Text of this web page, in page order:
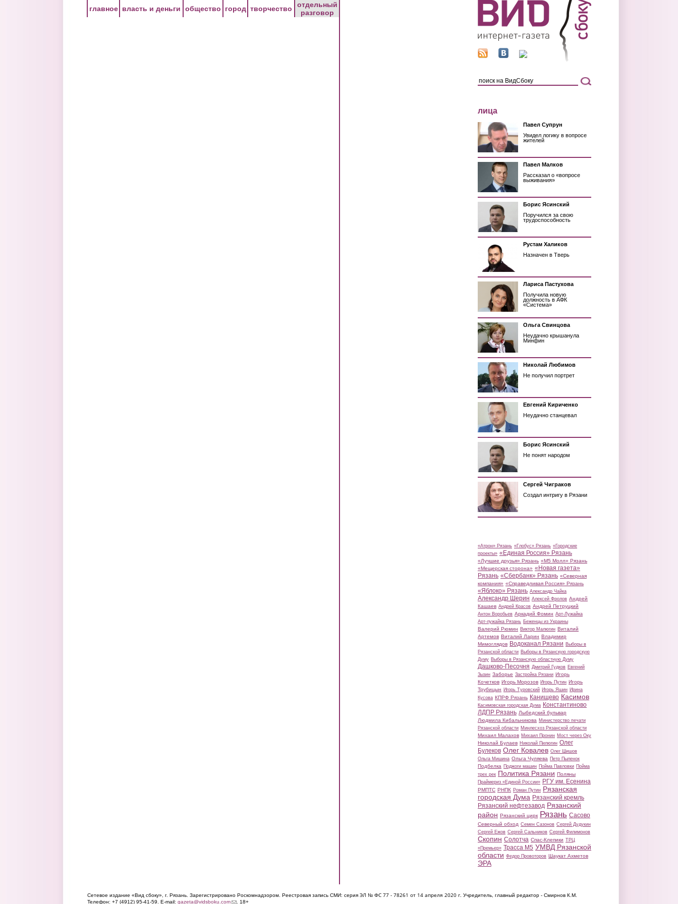
главное власть и деньги общество город творчество
отдельный
разговор
лица
Павел Супрун
Увидел логику в вопросе
жителей
Павел Малков
Рассказал о «вопросе
выживания»
Борис Ясинский
Поручился за свою
трудоспособность
Рустам Халиков
Назначен в Тверь
Лариса Пастухова
Получила новую
должность в АФК
«Система»
Ольга Свинцова
Неудачно крышанула
Минфин
Николай Любимов
Не получил портрет
Евгений Кириченко
Неудачно станцевал
Борис Ясинский
Не понят народом
Сергей Чиграков
Создал интригу в Рязани
«Атрон» Рязань «Глобус» Рязань «Городские
проекты» «Единая Россия» Рязань
«Лучшие друзья» Рязань «М5 Молл» Рязань
«Мещерская сторона» «Новая газета»
Рязань «Сбербанк» Рязань «Северная
компания» «Справедливая Россия» Рязань
«Яблоко» Рязань Александр Чайка
Александр Шерин Алексей Фролов Андрей
Кашаев Андрей Красов Андрей Петруцкий
Антон Воробьев Аркадий Фомин Арт-Лужайка
Арт-лужайка Рязань Беженцы из Украины
Валерий Рюмин Виктор Малюгин Виталий
Артемов Виталий Ларин Владимир
Мимоглядов Водоканал Рязани Выборы в
Рязанской области Выборы в Рязанскую городскую
Думу Выборы в Рязанскую областную Думу
Дашково-Песочня Дмитрий Гудков Евгений
Зызин Заборье Застройка Рязани Игорь
Кочетков Игорь Морозов Игорь Путин Игорь
Трубицын Игорь Туровский Игорь Яшин Ирина
Кусова КПРФ Рязань Канищево Касимов
Касимовская городская Дума Константиново
ЛДПР Рязань Лыбедский бульвар
Людмила Кибальникова Министерство печати
Рязанской области Минлесхоз Рязанской области
Михаил Малахов Михаил Пронин Мост через Оку
Николай Булаев Николай Пилюгин Олег
Булеков Олег Ковалев Олег Шишов
Ольга Мишина Ольга Чуляева Петр Пыленок
Подбелка Поджоги машин Пойма Павловки Пойма
трех рек Политика Рязани Поляны
Праймериз «Единой России» РГУ им. Есенина
РМПТС РНПК Роман Путин Рязанская
городская Дума Рязанский кремль
Рязанский нефтезавод Рязанский
район Рязанский цирк Рязань Сасово
Северный обход Семен Сазонов Сергей Дудукин
Сергей Ежов Сергей Сальников Сергей Филимонов
Скопин Солотча Спас-Клепики ТРЦ
«Премьер» Трасса М5 УМВД Рязанской
области Федор Провоторов Шаукат Ахметов
ЭРА
Сетевое издание «Вид сбоку», г. Рязань. Зарегистрировано Роскомнадзором. Реестровая запись СМИ: серия ЭЛ № ФС 77 - 78261 от 14 апреля 2020 г. Учредитель, главный редактор - Смирнов К.М.
Телефон: +7 (4912) 95-41-59. E-mail: gazeta@vidsboku.com(link sends e-mail)
. 18+